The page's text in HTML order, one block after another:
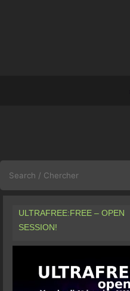
ULTRAFREE:FREE – OPEN
SESSION!